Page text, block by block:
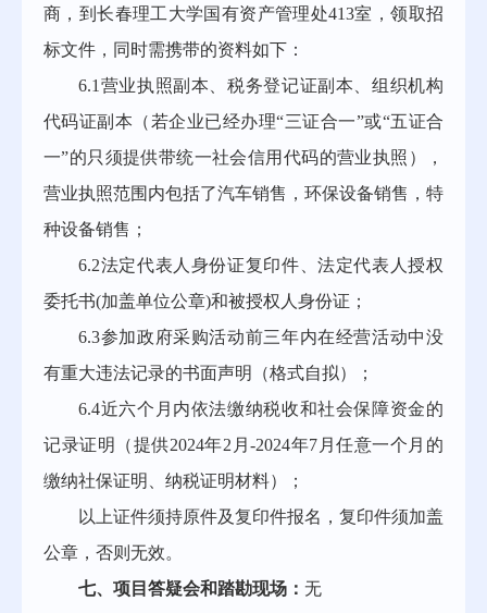
商，到长春理工大学国有资产管理处413室，领取招
标文件，同时需携带的资料如下：
6.1营业执照副本、税务登记证副本、组织机构
代码证副本（若企业已经办理“三证合一”或“五证合
一”的只须提供带统一社会信用代码的营业执照），
营业执照范围内包括了汽车销售，环保设备销售，特
种设备销售；
6.2法定代表人身份证复印件、法定代表人授权
委托书(加盖单位公章)和被授权人身份证；
6.3参加政府采购活动前三年内在经营活动中没
有重大违法记录的书面声明（格式自拟）；
6.4近六个月内依法缴纳税收和社会保障资金的
记录证明（提供2024年2月-2024年7月任意一个月的
缴纳社保证明、纳税证明材料）；
以上证件须持原件及复印件报名，复印件须加盖
公章，否则无效。
七、项目答疑会和踏勘现场： 无